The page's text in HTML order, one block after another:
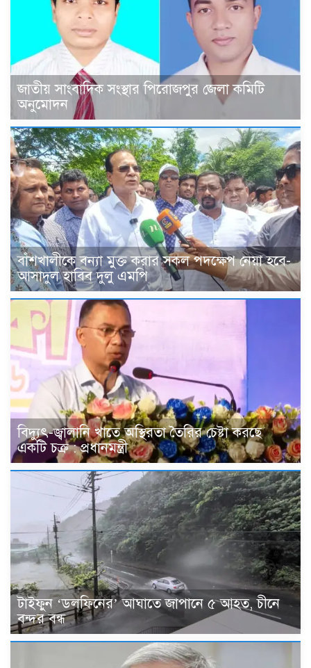
জাতীয় সাংবাদিক সংস্থার পিরোজপুর জেলা কমিটি
অনুমোদন
বাঁশখালীকে বন্যা মুক্ত করার সকল পদক্ষেপ নেয়া হবে-
আসাদুল হাবিব দুলু এমপি
বিদ্যুৎ-জ্বালানি খাতে অস্থিরতা তৈরির চেষ্টা করছে
একটি চক্র : প্রধানমন্ত্রী
টাইফুন ‘ডলফিনের’ আঘাতে জাপানে ৫ আহত, চীনে
বন্দর বন্ধ